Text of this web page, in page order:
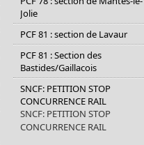
Jolie
PCF 81 : section de Lavaur
PCF 81 : Section des
Bastides/Gaillacois
SNCF: PETITION STOP
CONCURRENCE RAIL
SNCF: PETITION STOP
CONCURRENCE RAIL